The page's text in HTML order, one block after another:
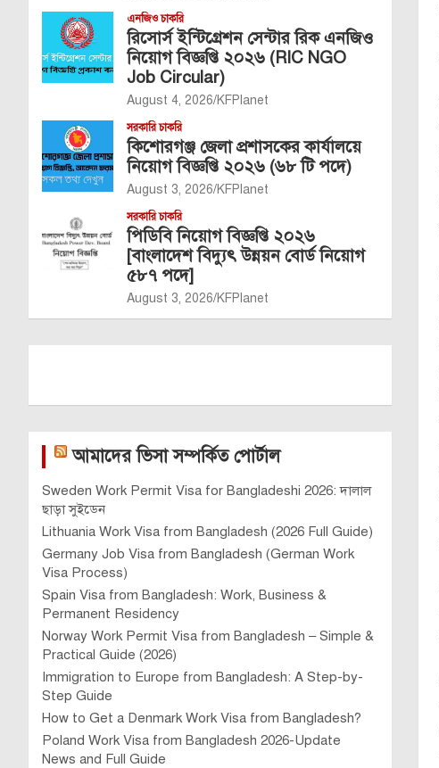
এনজিও চাকরি
রিসোর্স ইন্টিগ্রেশন সেন্টার রিক এনজিও
নিয়োগ বিজ্ঞপ্তি ২০২৬ (RIC NGO
Job Circular)
August 4, 2026 KFPlanet
সরকারি চাকরি
কিশোরগঞ্জ জেলা প্রশাসকের কার্যালয়ে
নিয়োগ বিজ্ঞপ্তি ২০২৬ (৬৮ টি পদে)
August 3, 2026 KFPlanet
সরকারি চাকরি
পিডিবি নিয়োগ বিজ্ঞপ্তি ২০২৬
[বাংলাদেশ বিদ্যুৎ উন্নয়ন বোর্ড নিয়োগ
৫৮৭ পদে]
August 3, 2026 KFPlanet
আমাদের ভিসা সম্পর্কিত পোর্টাল
Sweden Work Permit Visa for Bangladeshi 2026: দালাল
ছাড়া সুইডেন
Lithuania Work Visa from Bangladesh (2026 Full Guide)
Germany Job Visa from Bangladesh (German Work
Visa Process)
Spain Visa from Bangladesh: Work, Business &
Permanent Residency
Norway Work Permit Visa from Bangladesh – Simple &
Practical Guide (2026)
Immigration to Europe from Bangladesh: A Step-by-
Step Guide
How to Get a Denmark Work Visa from Bangladesh?
Poland Work Visa from Bangladesh 2026-Update
News and Full Guide